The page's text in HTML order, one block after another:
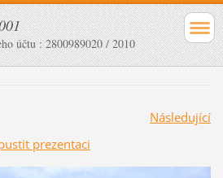
účtu : 2800989020 / 2010
Následující
prezentaci